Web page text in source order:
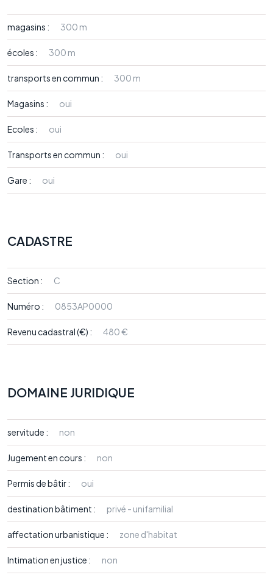
magasins : 300 m
écoles : 300 m
transports en commun : 300 m
Magasins : oui
Ecoles : oui
Transports en commun : oui
Gare : oui
CADASTRE
Section : C
Numéro : 0853AP0000
Revenu cadastral (€) : 480 €
DOMAINE JURIDIQUE
servitude : non
Jugement en cours : non
Permis de bâtir : oui
destination bâtiment : privé - unifamilial
affectation urbanistique : zone d'habitat
Intimation en justice : non